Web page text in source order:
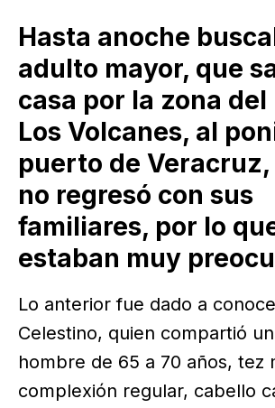
Hasta anoche
adulto mayor, que
casa por la zona
Los Volcanes, al
puerto de Veracruz,
no regresó con sus
familiares, por lo
estaban muy
Lo anterior fue dado a
Celestino, quien compartió
hombre de 65 a 70 años, tez
complexión regular, cabello